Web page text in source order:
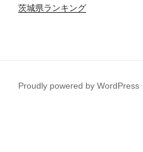
茨城県ランキング
Proudly powered by WordPress